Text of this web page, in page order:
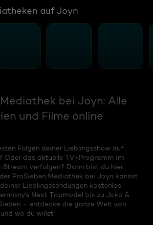
auf Joyn
bei Joyn: Alle
und Filme online
Folgen deiner Lieblingsshow auf
Oder das aktuelle TV-Programm im
Stream verfolgen? Dann bist du hier
ProSieben Mediathek bei Joyn kannst
Lieblingssendungen kostenlos
Next Topmodel bis zu Joko &
– entdecke die ganze Welt von
wo du willst.